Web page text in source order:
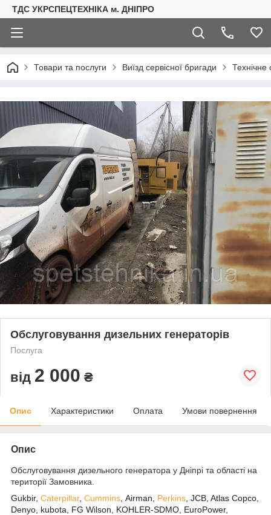
ТДС УКРСПЕЦТЕХНІКА м. ДНІПРО
Товари та послуги Виїзд сервісної бригади Технічне
Обслуговування дизельних генераторів
Послуга
від 2 000 ₴
Опис Характеристики Оплата Умови повернення
Опис
Обслуговування дизельного генератора у Дніпрі та області на
території Замовника.
Gukbir, Caterpillar, Cummins Airman, Perkins , JCB, Atlas Copco,
Denyo, kubota, FG Wilson, KOHLER-SDMO, EuroPower,